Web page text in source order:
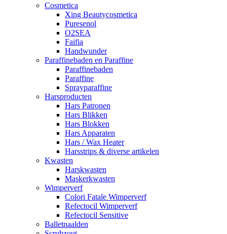
Cosmetica
Xing Beautycosmetica
Puresenol
O2SEA
Faifia
Handwunder
Paraffinebaden en Paraffine
Paraffinebaden
Paraffine
Sprayparaffine
Harsproducten
Hars Patronen
Hars Blikken
Hars Blokken
Hars Apparaten
Hars / Wax Heater
Harsstrips & diverse artikelen
Kwasten
Harskwasten
Maskerkwasten
Wimperverf
Colori Fatale Wimperverf
Refectocil Wimperverf
Refectocil Sensitive
Balletnaalden